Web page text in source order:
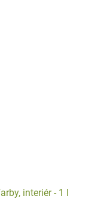
interiér - 1 l